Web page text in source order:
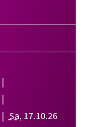
Sa, 17.10.26